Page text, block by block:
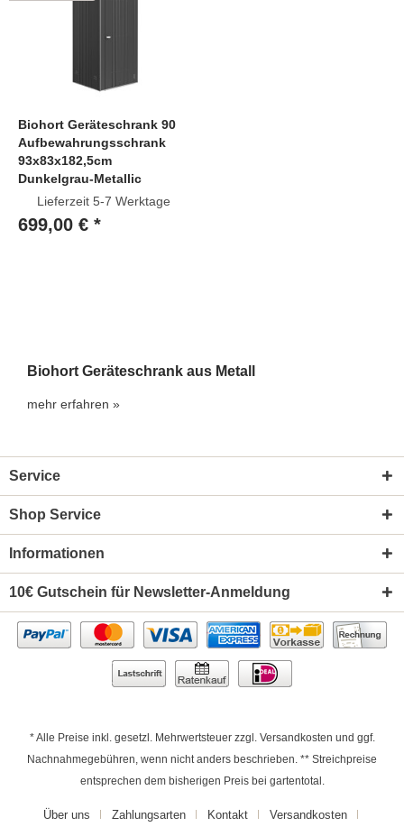
Biohort Geräteschrank aus Metall
mehr erfahren »
Biohort Geräteschrank 90
Aufbewahrungsschrank
93x83x182,5cm
Dunkelgrau-Metallic
Lieferzeit 5-7 Werktage
699,00 € *
Service
Shop Service
Informationen
10€ Gutschein für Newsletter-Anmeldung
* Alle Preise inkl. gesetzl. Mehrwertsteuer zzgl. Versandkosten und ggf.
Nachnahmegebühren, wenn nicht anders beschrieben. ** Streichpreise
entsprechen dem bisherigen Preis bei gartentotal.
Über uns Zahlungsarten Kontakt Versandkosten